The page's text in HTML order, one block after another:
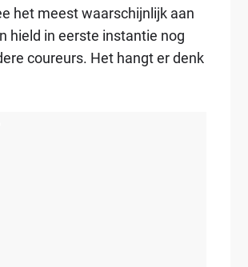
het meest waarschijnlijk aan
hield in eerste instantie nog
coureurs. Het hangt er denk